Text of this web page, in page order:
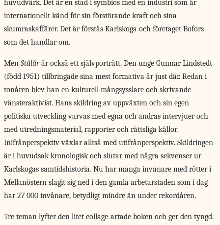
huvudvärk. Det är en stad i symbios med en industri som är
internationellt känd för sin förstörande kraft och sina
skumraskaffärer. Det är förstås Karlskoga och företaget Bofors
som det handlar om.
Men Stålårär också ett självporträtt. Den unge Gunnar Lindstedt
(född 1951) tillbringade sina mest formativa år just där. Redan i
tonåren blev han en kulturell mångsysslare och skrivande
vänsteraktivist. Hans skildring av uppväxten och sin egen
politiska utveckling varvas med egna och andras intervjuer och
med utredningsmaterial, rapporter och rättsliga källor.
Inifrånperspektiv växlar alltså med utifrånperspektiv. Skildringen
är i huvudsak kronologisk och slutar med några sekvenser ur
Karlskogas samtidshistoria. Nu har många invånare med rötter i
Mellanöstern slagit sig ned i den gamla arbetarstaden som i dag
har 27 000 invånare, betydligt mindre än under rekordåren.
Tre teman lyfter den litet collage-artade boken och ger den tyngd.